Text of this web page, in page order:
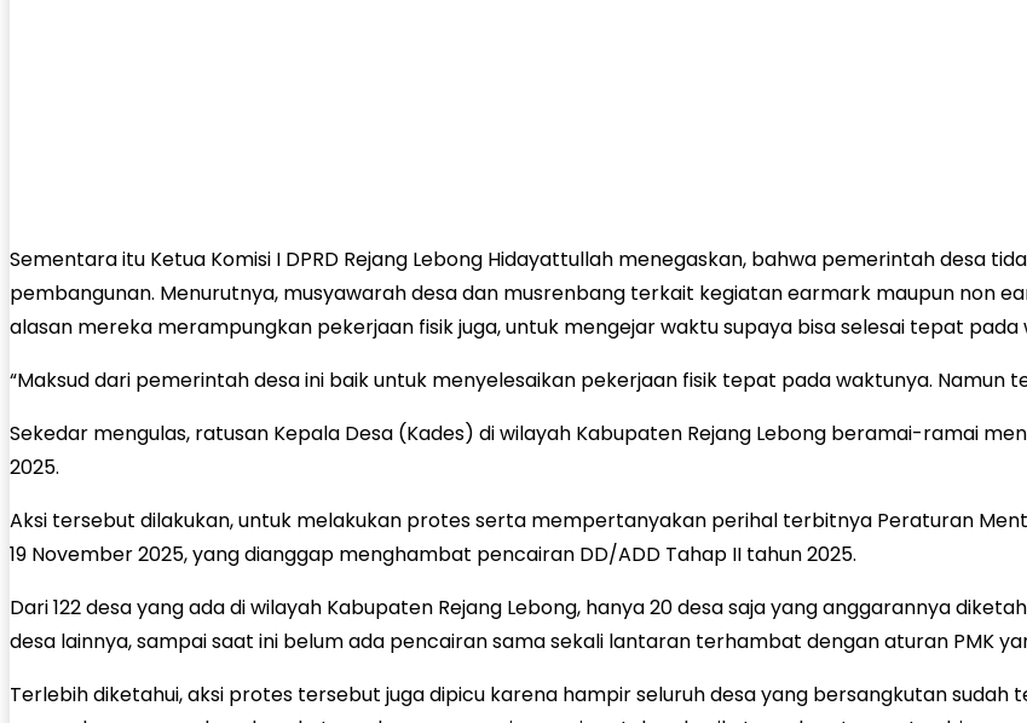
Sementara itu Ketua Komisi I DPRD Rejang Lebong Hidayattullah menegaskan, bahwa pemerintah desa
pembangunan. Menurutnya, musyawarah desa dan musrenbang terkait kegiatan earmark maupun non
alasan mereka merampungkan pekerjaan fisik juga, untuk mengejar waktu supaya bisa selesai tepat pada
“Maksud dari pemerintah desa ini baik untuk menyelesaikan pekerjaan fisik tepat pada waktunya. Namun
Sekedar mengulas, ratusan Kepala Desa (Kades) di wilayah Kabupaten Rejang Lebong beramai-ramai
2025.
Aksi tersebut dilakukan, untuk melakukan protes serta mempertanyakan perihal terbitnya Peraturan
19 November 2025, yang dianggap menghambat pencairan DD/ADD Tahap II tahun 2025.
Dari 122 desa yang ada di wilayah Kabupaten Rejang Lebong, hanya 20 desa saja yang anggarannya
desa lainnya, sampai saat ini belum ada pencairan sama sekali lantaran terhambat dengan aturan PMK
Terlebih diketahui, aksi protes tersebut juga dipicu karena hampir seluruh desa yang bersangkutan